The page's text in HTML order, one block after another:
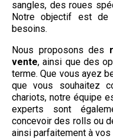
sangles, des roues
Notre objectif est de
besoins.
Nous proposons des
vente, ainsi que des
terme. Que vous ayez
que vous souhaitez
chariots, notre équipe
experts sont
concevoir des rolls ou
ainsi parfaitement à